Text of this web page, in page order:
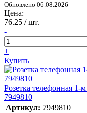
Обновлено 06.08.2026
Цена:
76.25 / шт.
-
+
Купить
Розетка телефонная
7949810
Артикул: 7949810